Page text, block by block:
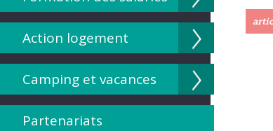
Action logement
Camping et vacances
Partenariats